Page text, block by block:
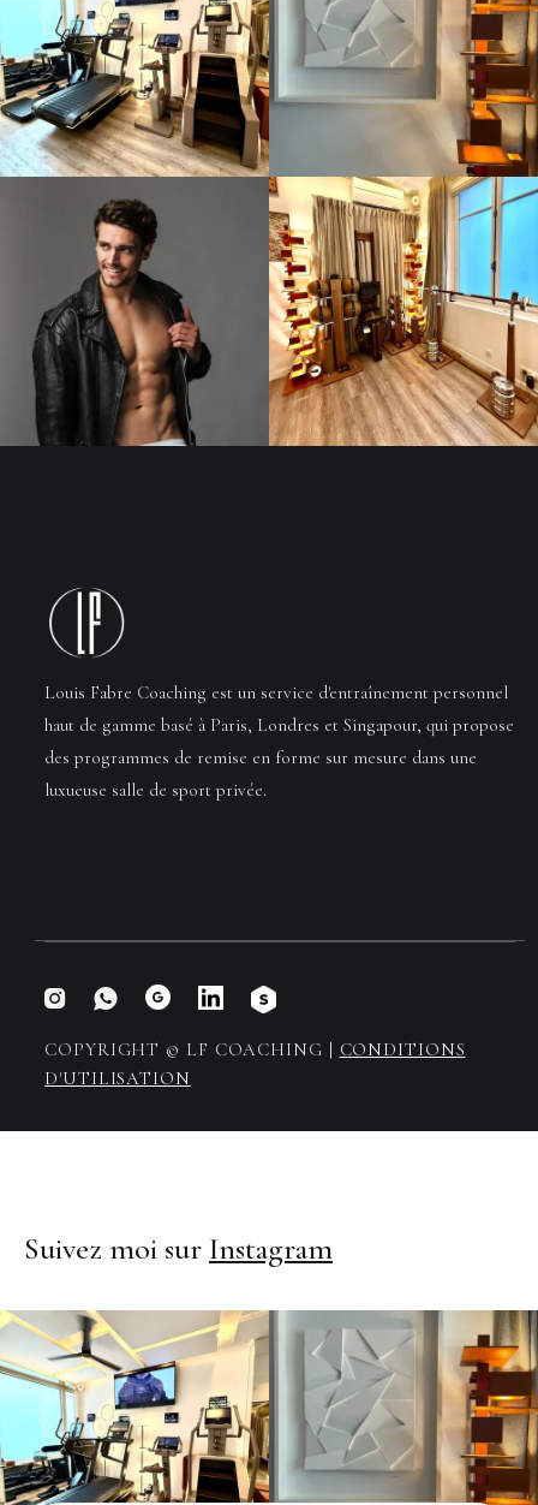
Louis Fabre Coaching est un service d'entraînement personnel
haut de gamme basé à Paris, Londres et Singapour, qui propose
des programmes de remise en forme sur mesure dans une
luxueuse salle de sport privée.
COPYRIGHT © LF COACHING | CONDITIONS
D'UTILISATION
 
Suivez moi sur Instagram